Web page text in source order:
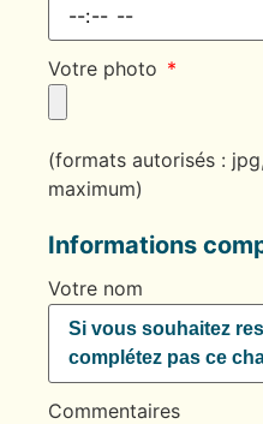
Votre photo
(formats autorisés :
maximum)
Informations
Votre nom
Commentaires